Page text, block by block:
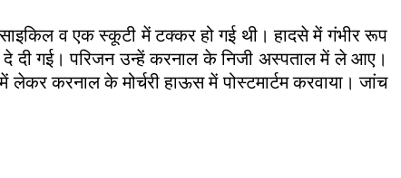
व एक स्कूटी में टक्कर हो गई थी। हादसे में गंभीर रूप
दे दी गई। परिजन उन्हें करनाल के निजी अस्पताल में ले आए।
करनाल के मोर्चरी हाऊस में पोस्टमार्टम करवाया। जांच